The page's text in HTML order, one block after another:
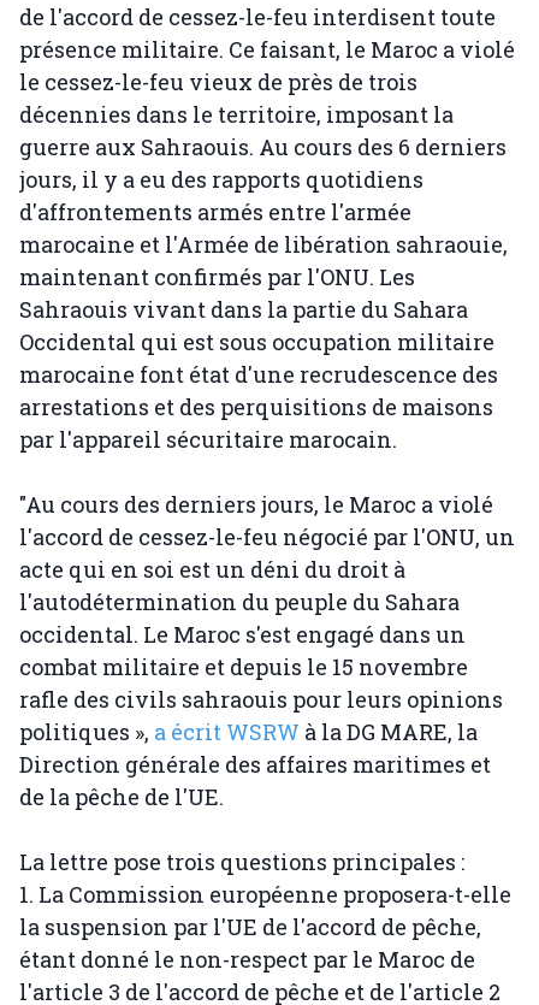
de l'accord de cessez-le-feu interdisent toute
présence militaire. Ce faisant, le Maroc a violé
le cessez-le-feu vieux de près de trois
décennies dans le territoire, imposant la
guerre aux Sahraouis. Au cours des 6 derniers
jours, il y a eu des rapports quotidiens
d'affrontements armés entre l'armée
marocaine et l'Armée de libération sahraouie,
maintenant confirmés par l'ONU. Les
Sahraouis vivant dans la partie du Sahara
Occidental qui est sous occupation militaire
marocaine font état d'une recrudescence des
arrestations et des perquisitions de maisons
par l'appareil sécuritaire marocain.
"Au cours des derniers jours, le Maroc a violé
l'accord de cessez-le-feu négocié par l'ONU, un
acte qui en soi est un déni du droit à
l'autodétermination du peuple du Sahara
occidental. Le Maroc s'est engagé dans un
combat militaire et depuis le 15 novembre
rafle des civils sahraouis pour leurs opinions
politiques », a écrit WSRW à la DG MARE, la
Direction générale des affaires maritimes et
de la pêche de l'UE.
La lettre pose trois questions principales :
1. La Commission européenne proposera-t-elle
la suspension par l'UE de l'accord de pêche,
étant donné le non-respect par le Maroc de
l'article 3 de l'accord de pêche et de l'article 2